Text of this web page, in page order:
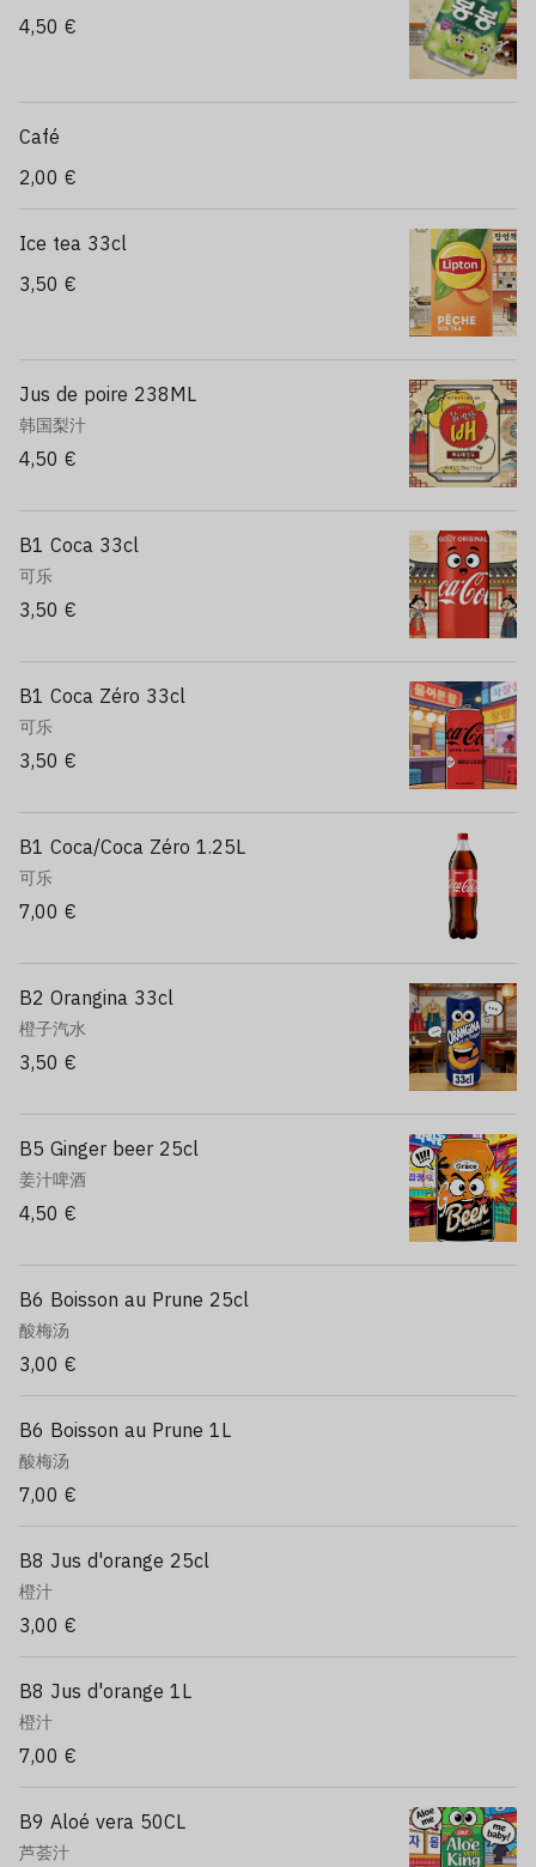
4,50 €
Café
2,00 €
Ice tea 33cl
3,50 €
Jus de poire 238ML
韩国梨汁
4,50 €
B1 Coca 33cl
可乐
3,50 €
B1 Coca Zéro 33cl
可乐
3,50 €
B1 Coca/Coca Zéro 1.25L
可乐
7,00 €
B2 Orangina 33cl
橙子汽水
3,50 €
B5 Ginger beer 25cl
姜汁啤酒
4,50 €
B6 Boisson au Prune 25cl
酸梅汤
3,00 €
B6 Boisson au Prune 1L
酸梅汤
7,00 €
B8 Jus d'orange 25cl
橙汁
3,00 €
B8 Jus d'orange 1L
橙汁
7,00 €
B9 Aloé vera 50CL
芦荟汁